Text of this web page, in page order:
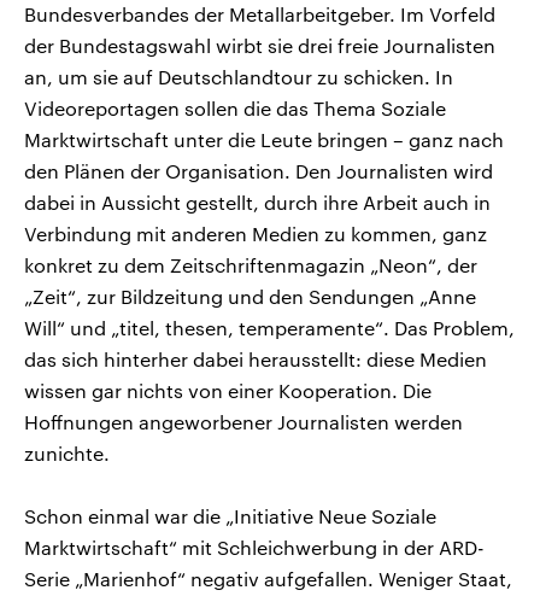
Bundesverbandes der Metallarbeitgeber. Im Vorfeld
der Bundestagswahl wirbt sie drei freie Journalisten
an, um sie auf Deutschlandtour zu schicken. In
Videoreportagen sollen die das Thema Soziale
Marktwirtschaft unter die Leute bringen – ganz nach
den Plänen der Organisation. Den Journalisten wird
dabei in Aussicht gestellt, durch ihre Arbeit auch in
Verbindung mit anderen Medien zu kommen, ganz
konkret zu dem Zeitschriftenmagazin „Neon“, der
„Zeit“, zur Bildzeitung und den Sendungen „Anne
Will“ und „titel, thesen, temperamente“. Das Problem,
das sich hinterher dabei herausstellt: diese Medien
wissen gar nichts von einer Kooperation. Die
Hoffnungen angeworbener Journalisten werden
zunichte.
Schon einmal war die „Initiative Neue Soziale
Marktwirtschaft“ mit Schleichwerbung in der ARD-
Serie „Marienhof“ negativ aufgefallen. Weniger Staat,